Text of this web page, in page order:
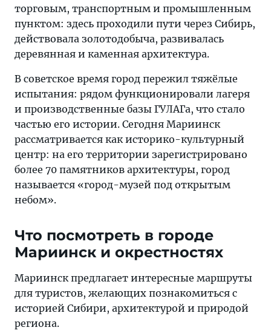
торговым, транспортным и промышленным
пунктом: здесь проходили пути через Сибирь,
действовала золотодобыча, развивалась
деревянная и каменная архитектура.
В советское время город пережил тяжёлые
испытания: рядом функционировали лагеря
и производственные базы ГУЛАГа, что стало
частью его истории. Сегодня Мариинск
рассматривается как историко-культурный
центр: на его территории зарегистрировано
более 70 памятников архитектуры, город
называется «город-музей под открытым
небом».
Что посмотреть в городе
Мариинск и окрестностях
Мариинск предлагает интересные маршруты
для туристов, желающих познакомиться с
историей Сибири, архитектурой и природой
региона.